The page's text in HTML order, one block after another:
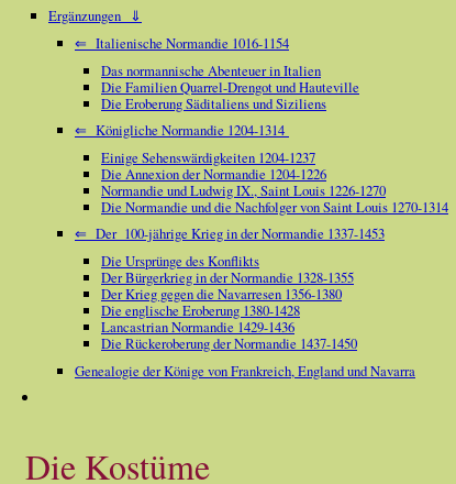
Ergänzungen ⇓
⇐ Italienische Normandie 1016-1154
Das normannische Abenteuer in Italien
Die Familien Quarrel-Drengot und Hauteville
Die Eroberung Säditaliens und Siziliens
⇐ Königliche Normandie 1204-1314
Einige Sehenswärdigkeiten 1204-1237
Die Annexion der Normandie 1204-1226
Normandie und Ludwig IX., Saint Louis 1226-1270
Die Normandie und die Nachfolger von Saint Louis 1270-1314
⇐ Der 100-jährige Krieg in der Normandie 1337-1453
Die Ursprünge des Konflikts
Der Bürgerkrieg in der Normandie 1328-1355
Der Krieg gegen die Navarresen 1356-1380
Die englische Eroberung 1380-1428
Lancastrian Normandie 1429-1436
Die Rückeroberung der Normandie 1437-1450
Genealogie der Könige von Frankreich, England und Navarra
Die Kostüme